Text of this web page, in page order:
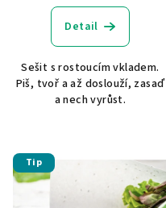
Detail
Sešit s rostoucím vkladem.
Piš, tvoř a až doslouží, zasaď
a nech vyrůst.
Tip